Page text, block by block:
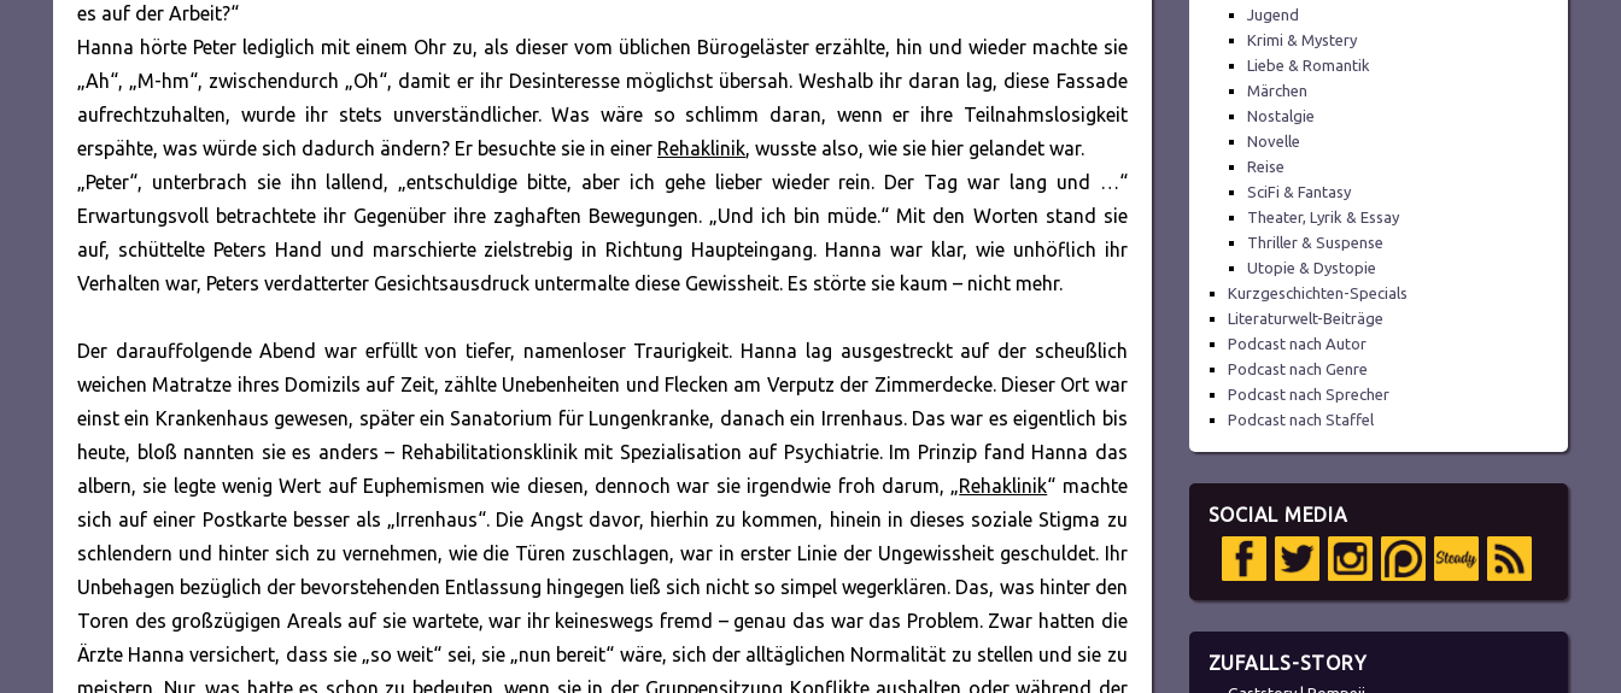
es auf der Arbeit?“
Hanna hörte Peter lediglich mit einem Ohr zu, als dieser vom üblichen Bürogeläster erzählte, hin und wieder machte sie
„Ah“, „M-hm“, zwischendurch „Oh“, damit er ihr Desinteresse möglichst übersah. Weshalb ihr daran lag, diese Fassade
aufrechtzuhalten, wurde ihr stets unverständlicher. Was wäre so schlimm daran, wenn er ihre Teilnahmslosigkeit
erspähte, was würde sich dadurch ändern? Er besuchte sie in einer Rehaklinik, wusste also, wie sie hier gelandet war.
„Peter“, unterbrach sie ihn lallend, „entschuldige bitte, aber ich gehe lieber wieder rein. Der Tag war lang und …“
Erwartungsvoll betrachtete ihr Gegenüber ihre zaghaften Bewegungen. „Und ich bin müde.“ Mit den Worten stand sie
auf, schüttelte Peters Hand und marschierte zielstrebig in Richtung Haupteingang. Hanna war klar, wie unhöflich ihr
Verhalten war, Peters verdatterter Gesichtsausdruck untermalte diese Gewissheit. Es störte sie kaum – nicht mehr.
Der darauffolgende Abend war erfüllt von tiefer, namenloser Traurigkeit. Hanna lag ausgestreckt auf der scheußlich
weichen Matratze ihres Domizils auf Zeit, zählte Unebenheiten und Flecken am Verputz der Zimmerdecke. Dieser Ort war
einst ein Krankenhaus gewesen, später ein Sanatorium für Lungenkranke, danach ein Irrenhaus. Das war es eigentlich bis
heute, bloß nannten sie es anders – Rehabilitationsklinik mit Spezialisation auf Psychiatrie. Im Prinzip fand Hanna das
albern, sie legte wenig Wert auf Euphemismen wie diesen, dennoch war sie irgendwie froh darum, „Rehaklinik“ machte
sich auf einer Postkarte besser als „Irrenhaus“. Die Angst davor, hierhin zu kommen, hinein in dieses soziale Stigma zu
schlendern und hinter sich zu vernehmen, wie die Türen zuschlagen, war in erster Linie der Ungewissheit geschuldet. Ihr
Unbehagen bezüglich der bevorstehenden Entlassung hingegen ließ sich nicht so simpel wegerklären. Das, was hinter den
Toren des großzügigen Areals auf sie wartete, war ihr keineswegs fremd – genau das war das Problem. Zwar hatten die
Ärzte Hanna versichert, dass sie „so weit“ sei, sie „nun bereit“ wäre, sich der alltäglichen Normalität zu stellen und sie zu
meistern. Nur, was hatte es schon zu bedeuten, wenn sie in der Gruppensitzung Konflikte aushalten oder während der
Jugend
Krimi & Mystery
Liebe & Romantik
Märchen
Nostalgie
Novelle
Reise
SciFi & Fantasy
Theater, Lyrik & Essay
Thriller & Suspense
Utopie & Dystopie
Kurzgeschichten-Specials
Literaturwelt-Beiträge
Podcast nach Autor
Podcast nach Genre
Podcast nach Sprecher
Podcast nach Staffel
SOCIAL MEDIA
ZUFALLS-STORY